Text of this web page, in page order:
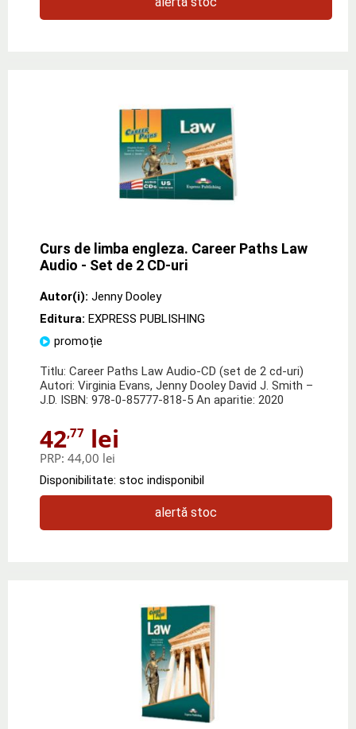
Curs de limba engleza. Career Paths Law
Audio - Set de 2 CD-uri
Autor(i): Jenny Dooley
Editura: EXPRESS PUBLISHING
promoție
Titlu: Career Paths Law Audio-CD (set de 2 cd-uri)
Autori: Virginia Evans, Jenny Dooley David J. Smith –
J.D. ISBN: 978-0-85777-818-5 An aparitie: 2020
42,77 lei
PRP: 44,00 lei
Disponibilitate: stoc indisponibil
alertă stoc